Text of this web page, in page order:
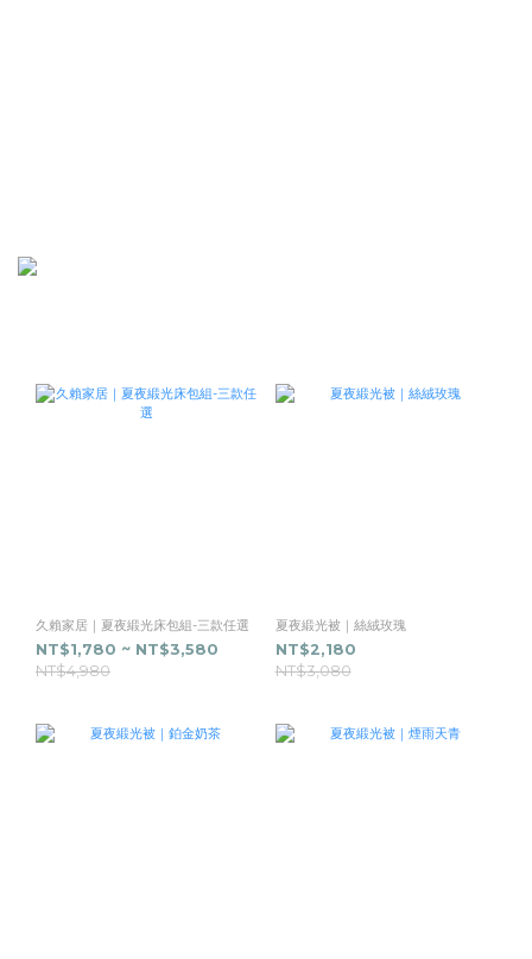
久賴家居｜夏夜緞光床包組-三款任選
NT$1,780 ~ NT$3,580
NT$4,980
夏夜緞光被｜絲絨玫瑰
NT$2,180
NT$3,080